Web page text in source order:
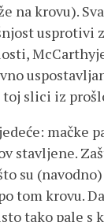
na krovu).
usprotivi
toj slici iz
mačke
stavljene.
su
tom krovu.
tako pale s